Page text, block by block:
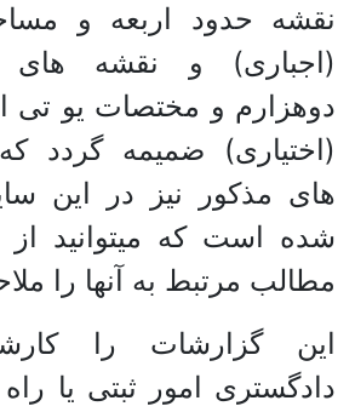
نقشه حدود اربعه و
(اجباری) و نقشه های
دوهزارم و مختصات یو تی
(اختیاری) ضمیمه گردد
های مذکور نیز در این
شده است که میتوانید
مطالب مرتبط به آنها را
این گزارشات را
دادگستری امور ثبتی یا